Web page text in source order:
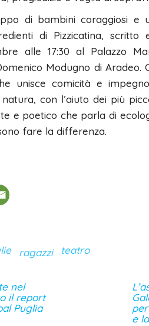
di bambini coraggiosi
di Pizzicatina,
alle 17:30 al Palazzo
Modugno di Aradeo.
unisce comicità e
con l’aiuto dei più
e poetico che parla di
fare la differenza.
ragazzi teatro
nel
il report
Puglia
e